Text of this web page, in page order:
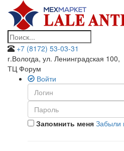
+7 (8172) 53-03-31
г.Вологда, ул. Ленинградская 100,
ТЦ Форум
Войти
Запомнить меня Забыли